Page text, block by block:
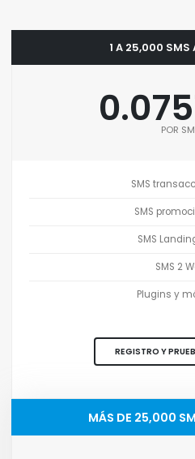
1 A 25,000 SMS
POR
SMS
SMS
SMS
SMS 2
Plugins y
REGISTRO Y
MÁS DE 25,000